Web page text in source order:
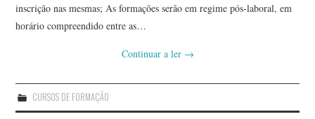
inscrição nas mesmas; As formações serão em regime pós-laboral, em
horário compreendido entre as…
Continuar a ler →
CURSOS DE FORMAÇÃO